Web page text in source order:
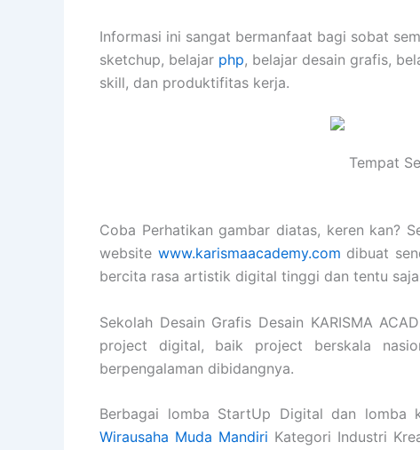
Informasi ini sangat bermanfaat bagi sobat
sketchup, belajar php, belajar desain grafis,
skill, dan produktifitas kerja.
Tempat
Coba Perhatikan gambar diatas, keren kan?
website www.karismaacademy.com dibuat
bercita rasa artistik digital tinggi dan tentu
Sekolah Desain Grafis Desain KARISMA
project digital, baik project berskala
berpengalaman dibidangnya.
Berbagai lomba StartUp Digital dan lomba
Wirausaha Muda Mandiri Kategori Industri